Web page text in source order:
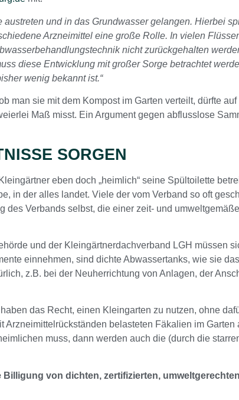
und in das Grundwasser gelangen. Hierbei
Arzneimittel eine große Rolle. In vielen
nicht zurückgehalten
diese Entwicklung mit großer Sorge betrachtet
wenig bekannt ist.“
man sie mit dem Kompost im Garten verteilt, dürfte
Maß misst. Ein Argument gegen abflusslose
SORGEN
eben doch „heimlich“ seine Spültoilette
in der alles landet. Viele der vom Verband so oft
des Verbands selbst, die einer zeit- und
und der Kleingärtnerdachverband LGH müssen
einnehmen, sind dichte Abwassertanks, wie sie
z.B. bei der Neuherrichtung von Anlagen, der
das Recht, einen Kleingarten zu nutzen, ohne
belasteten Fäkalien im Garten
muss, dann werden auch die (durch die
von dichten, zertifizierten,